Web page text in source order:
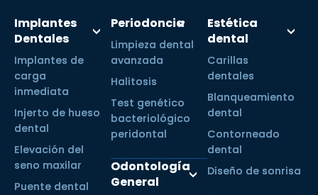
Implantes
Dentales
Implantes de
carga
inmediata
Injerto de hueso
dental
Elevación del
seno maxilar
Puente dental
Periodoncia
Limpieza dental
avanzada
Halitosis
Test genético
bacteriológico
peridontal
Odontología
General
Estética
dental
Carillas
dentales
Blanqueamiento
dental
Contorneado
dental
Diseño de sonrisa